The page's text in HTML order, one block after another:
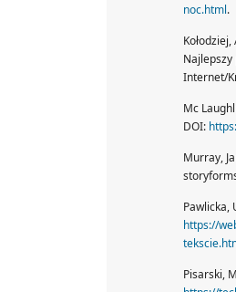
noc.html.
Najlepszy
Internet/
Mc
DOI:
Murray,
Pawlicka,
https://
Pisarski,